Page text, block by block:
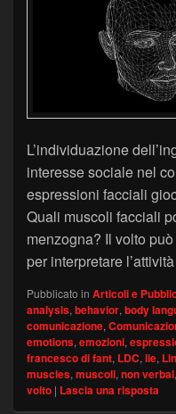
L’individuazione
interesse sociale nel
espressioni facciali
Quali muscoli facciali
menzogna? Il volto
per interpretare l’attività
Pubblicato in Articoli e
analysis, behavior, body
comunicazione,
emotions, emozioni,
francesco di fant, LDC, lie,
muscles, muscoli, non verbal,
volto | Lascia una risposta